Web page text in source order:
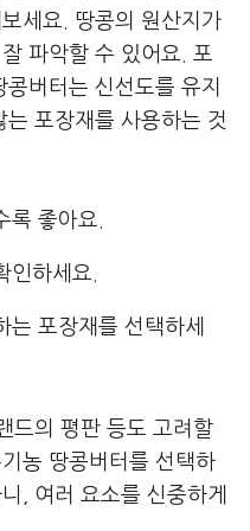
세요. 땅콩의 원산지가
파악할 수 있어요. 포
버터는 신선도를 유지
포장재를 사용하는 것
록 좋아요.
인하세요.
포장재를 선택하세
드의 평판 등도 고려할
농 땅콩버터를 선택하
, 여러 요소를 신중하게